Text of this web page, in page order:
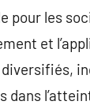
pour les
et
dans